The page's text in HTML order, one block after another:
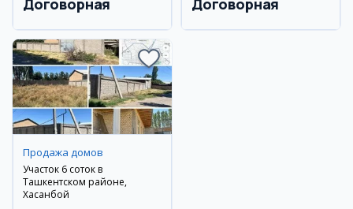
Договорная Договорная
Продажа домов
Участок 6 соток в
Ташкентском районе,
Хасанбой